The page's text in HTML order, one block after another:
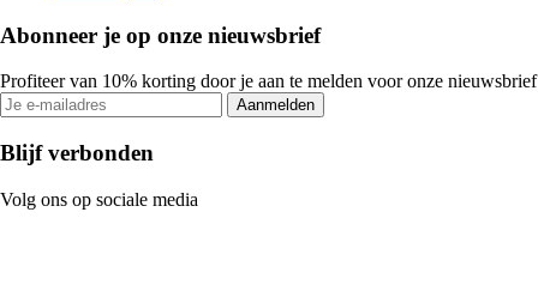
Abonneer je op onze nieuwsbrief
Profiteer van 10% korting door je aan te melden voor onze nieuwsbrief
Aanmelden
Blijf verbonden
Volg ons op sociale media